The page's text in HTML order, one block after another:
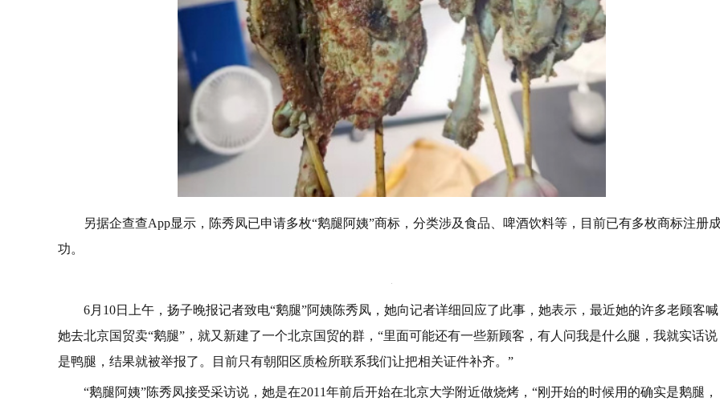
另据企查查App显示，陈秀凤已申请多枚“鹅腿阿姨”商标，分类涉及食品、啤酒饮料等，目前已有多枚商标注册
功。